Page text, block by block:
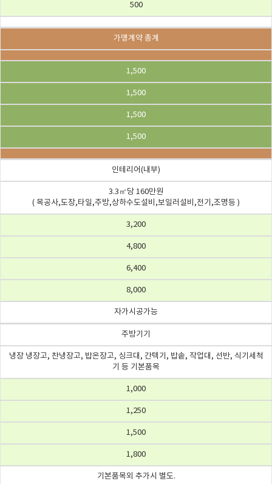
500
가맹계약 총계
1,500
1,500
1,500
1,500
인테리어(내부)
3.3㎡당 160만원
( 목공사,도장,타일,주방,상하수도설비,보일러설비,전기,조명등 )
3,200
4,800
6,400
8,000
자가시공가능
주방기기
냉장 냉장고, 찬냉장고, 밥온장고, 싱크대, 간텍기, 밥솥, 작업대, 선반, 식기세척
기 등 기본품목
1,000
1,250
1,500
1,800
기본품목외 추가시 별도.